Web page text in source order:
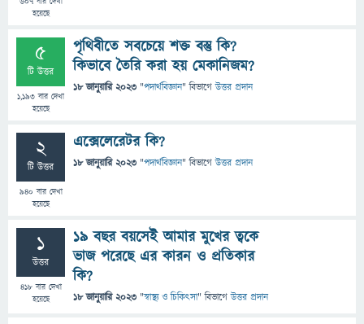
হয়েছে
5
টি উত্তর
1,193 বার দেখা
হয়েছে
পৃথিবীতে সবচেয়ে শক্ত বস্তু কি?
কিভাবে তৈরি করা হয় মেকানিজম?
18 জানুয়ারি 2023 "পদার্থবিজ্ঞান" বিভাগে উত্তর প্রদান
2
টি উত্তর
940 বার দেখা
হয়েছে
এক্সেলেরেটর কি?
18 জানুয়ারি 2023 "পদার্থবিজ্ঞান" বিভাগে উত্তর প্রদান
1
উত্তর
418বার দেখা
হয়েছে
১৯ বছর বয়সেই আমার মুখের ত্বকে
ভাজ পরেছে এর কারন ও প্রতিকার
কি?
18 জানুয়ারি 2023 "স্বাস্থ্য ও চিকিৎসা" বিভাগে উত্তর প্রদান